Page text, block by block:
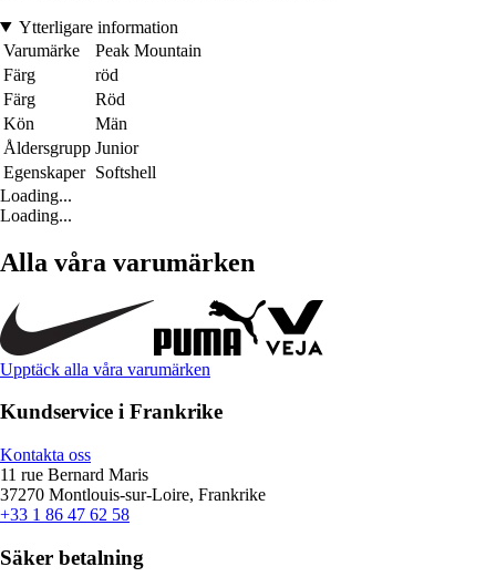
Ytterligare information
Varumärke
Peak Mountain
Färg
röd
Färg
Röd
Kön
Män
Åldersgrupp Junior
Egenskaper Softshell
Loading...
Loading...
Alla våra varumärken
Upptäck alla våra varumärken
Kundservice i Frankrike
Kontakta oss
11 rue Bernard Maris
37270 Montlouis-sur-Loire, Frankrike
+33 1 86 47 62 58
Säker betalning